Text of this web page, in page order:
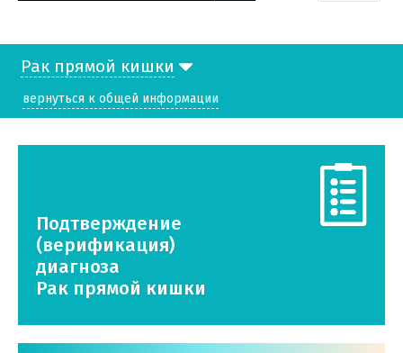
Рак прямой кишки
вернуться к общей информации
Подтверждение
(верификация)
диагноза
Рак прямой кишки